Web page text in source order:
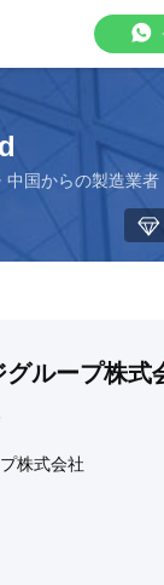
中国からの製造業者
ループ株式
株式会社